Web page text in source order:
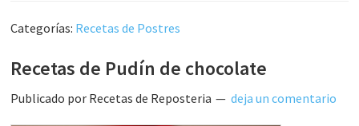
Categorías: Recetas de Postres
Recetas de Pudín de chocolate
Publicado por Recetas de Reposteria deja un comentario